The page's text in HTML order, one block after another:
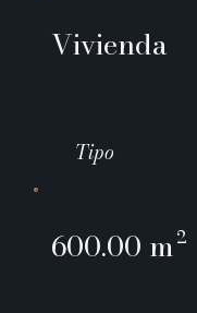
Vivienda
Tipo
600.00 m²